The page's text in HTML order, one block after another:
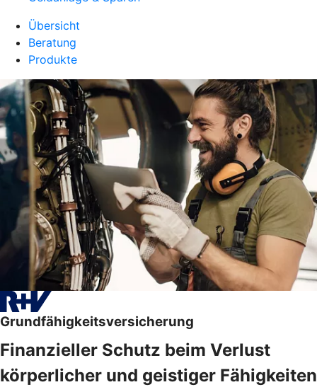
Übersicht
Beratung
Produkte
Grundfähigkeitsversicherung
Finanzieller Schutz beim Verlust
körperlicher und geistiger Fähigkeiten